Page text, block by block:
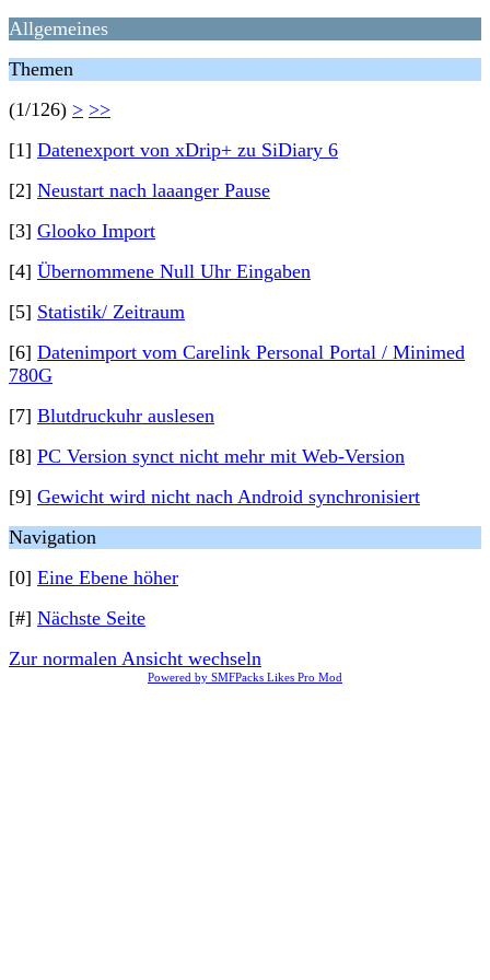
Allgemeines
Themen
(1/126) > >>
[1] Datenexport von xDrip+ zu SiDiary 6
[2] Neustart nach laaanger Pause
[3] Glooko Import
[4] Übernommene Null Uhr Eingaben
[5] Statistik/ Zeitraum
[6] Datenimport vom Carelink Personal Portal / Minimed
780G
[7] Blutdruckuhr auslesen
[8] PC Version synct nicht mehr mit Web-Version
[9] Gewicht wird nicht nach Android synchronisiert
Navigation
[0] Eine Ebene höher
[#] Nächste Seite
Zur normalen Ansicht wechseln
Powered by SMFPacks Likes Pro Mod